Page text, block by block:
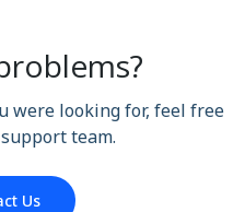
were looking for, feel free
team.